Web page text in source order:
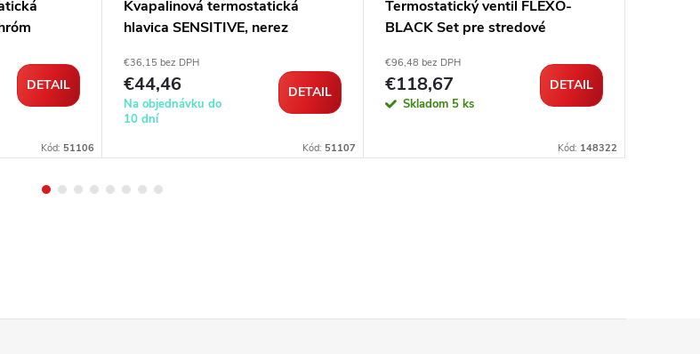
DETAIL
Kód: 51106
Kvapalinová termostatická
hlavica SENSITIVE, nerez
€36,15 bez DPH
€44,46
Na objednávku do
10 dní
DETAIL
Kód: 51107
Termostatický ventil FLEXO-
BLACK Set pre stredové
€96,48 bez DPH
€118,67
Skladom 5 ks
DETAIL
Kód: 148322